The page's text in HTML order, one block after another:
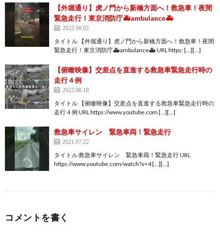
【外堀通り】虎ノ門から新橋方面へ！救急車！夜間
緊急走行！東京消防庁🚑ambulance🚑
2022.08.02
タイトル 【外堀通り】虎ノ門から新橋方面へ！救急車！夜間
緊急走行！東京消防庁🚑ambulance🚑 URL https: […][…]
【俯瞰映像】交差点を直進する救急車緊急走行時の
走行４例
2022.08.18
タイトル 【俯瞰映像】交差点を直進する救急車緊急走行時の
走行４例 URL https://www.youtube.com […][…]
救急車サイレン 緊急車両！緊急走行
2021.07.22
タイトル 救急車サイレン 緊急車両！緊急走行 URL
https://www.youtube.com/watch?v=4 […][…]
コメントを書く